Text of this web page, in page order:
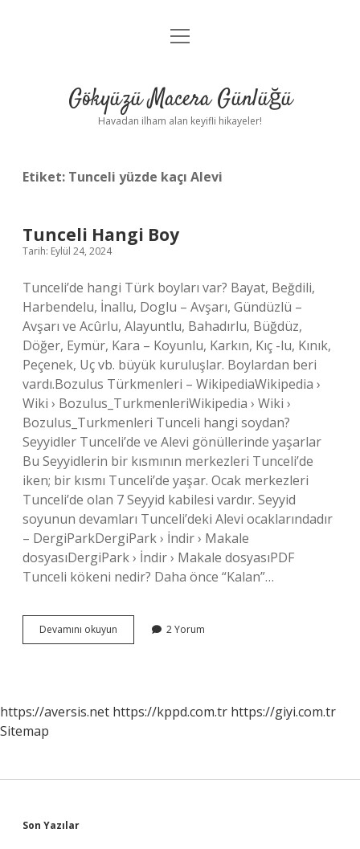
Anasayfa
Yasal Uyarı
menüyü
Gökyüzü Macera Günlüğü
Havadan ilham alan keyifli hikayeler!
Etiket: Tunceli yüzde kaçı Alevi
Tunceli Hangi Boy
Tarih: Eylül 24, 2024
Tunceli’de hangi Türk boyları var? Bayat, Beğdili,
Harbendelu, İnallu, Doglu – Avşarı, Gündüzlü –
Avşarı ve Acûrlu, Alayuntlu, Bahadırlu, Büğdüz,
Döğer, Eymür, Kara – Koyunlu, Karkın, Kıç -lu, Kınık,
Peçenek, Uç vb. büyük kuruluşlar. Boylardan beri
vardı.Bozulus Türkmenleri – WikipediaWikipedia ›
Wiki › Bozulus_TurkmenleriWikipedia › Wiki ›
Bozulus_Turkmenleri Tunceli hangi soydan?
Seyyidler Tunceli’de ve Alevi gönüllerinde yaşarlar
Bu Seyyidlerin bir kısmının merkezleri Tunceli’de
iken; bir kısmı Tunceli’de yaşar. Ocak merkezleri
Tunceli’de olan 7 Seyyid kabilesi vardır. Seyyid
soyunun devamları Tunceli’deki Alevi ocaklarındadır
– DergiParkDergiPark › İndir › Makale
dosyasıDergiPark › İndir › Makale dosyasıPDF
Tunceli kökeni nedir? Daha önce “Kalan”…
Devamını okuyun
Hangi
2 Yorum
https://aversis.net https://kppd.com.tr https://giyi.com.tr
Sitemap
Sidebar
Son Yazılar